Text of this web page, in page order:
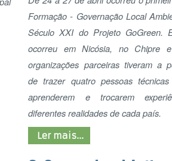
aprenderem e trocarem experiências das
diferentes realidades de cada país.
Ler mais...
GoGreen – Local Action
for the EU Green Deal